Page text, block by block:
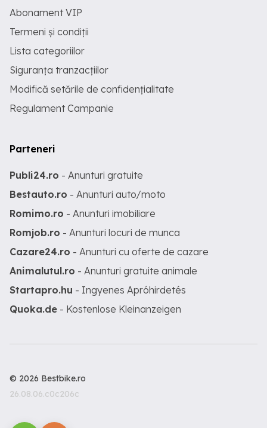
Abonament VIP
Termeni și condiții
Lista categoriilor
Siguranța tranzacțiilor
Modifică setările de confidențialitate
Regulament Campanie
Parteneri
Publi24.ro - Anunturi gratuite
Bestauto.ro - Anunturi auto/moto
Romimo.ro - Anunturi imobiliare
Romjob.ro - Anunturi locuri de munca
Cazare24.ro - Anunturi cu oferte de cazare
Animalutul.ro - Anunturi gratuite animale
Startapro.hu - Ingyenes Apróhirdetés
Quoka.de - Kostenlose Kleinanzeigen
© 2026 Bestbike.ro
26.08.06.c0c206c